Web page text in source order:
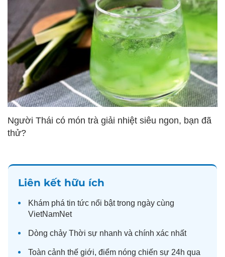
Người Thái có món trà giải nhiệt siêu ngon, bạn đã
thử?
Liên kết hữu ích
Khám phá tin tức nổi bật trong ngày cùng
VietNamNet
Dòng chảy Thời sự nhanh và chính xác nhất
Toàn cảnh thế giới, điểm nóng chiến sự 24h qua